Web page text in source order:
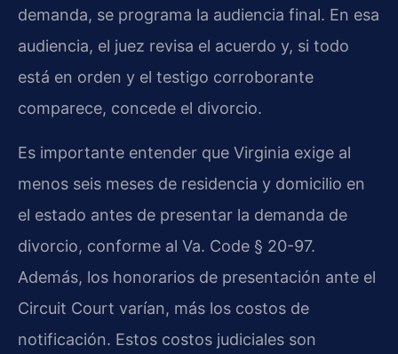
demanda, se programa la audiencia final. En esa
audiencia, el juez revisa el acuerdo y, si todo
está en orden y el testigo corroborante
comparece, concede el divorcio.
Es importante entender que Virginia exige al
menos seis meses de residencia y domicilio en
el estado antes de presentar la demanda de
divorcio, conforme al Va. Code § 20-97.
Además, los honorarios de presentación ante el
Circuit Court varían, más los costos de
notificación. Estos costos judiciales son